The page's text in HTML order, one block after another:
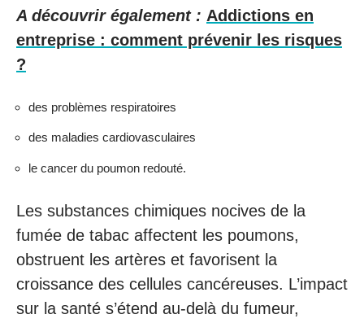
A découvrir également : Addictions en
entreprise : comment prévenir les risques
?
des problèmes respiratoires
des maladies cardiovasculaires
le cancer du poumon redouté.
Les substances chimiques nocives de la
fumée de tabac affectent les poumons,
obstruent les artères et favorisent la
croissance des cellules cancéreuses. L’impact
sur la santé s’étend au-delà du fumeur,